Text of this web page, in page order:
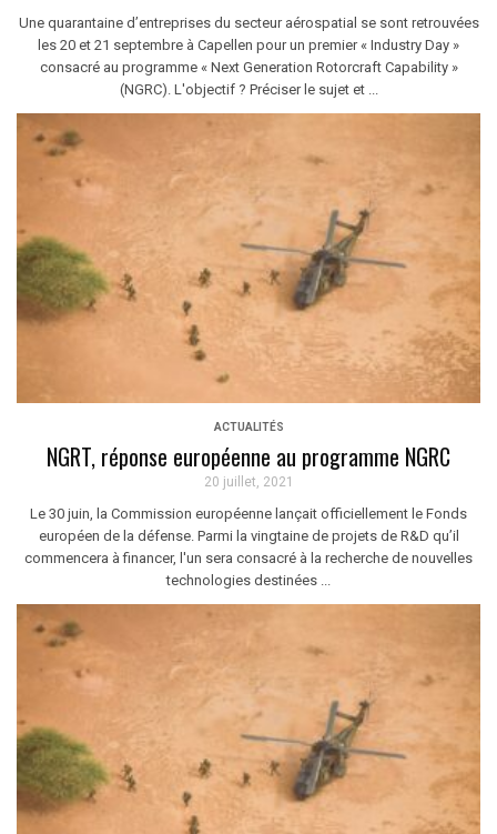
Une quarantaine d’entreprises du secteur aérospatial se sont retrouvées
les 20 et 21 septembre à Capellen pour un premier « Industry Day »
consacré au programme « Next Generation Rotorcraft Capability »
(NGRC). L'objectif ? Préciser le sujet et ...
ACTUALITÉS
NGRT, réponse européenne au programme NGRC
20 juillet, 2021
Le 30 juin, la Commission européenne lançait officiellement le Fonds
européen de la défense. Parmi la vingtaine de projets de R&D qu’il
commencera à financer, l'un sera consacré à la recherche de nouvelles
technologies destinées ...